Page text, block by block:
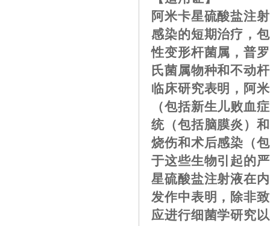
阿米卡星硫酸盐注
感染的短期治疗，
性变形杆菌属，普
氏菌属物种和不动
临床研究表明，阿
（包括新生儿败血
统（包括脑膜炎）
烧伤和术后感染（
于这些生物引起的
星硫酸盐注射液在
发作中表明，除非
应进行细菌学研究